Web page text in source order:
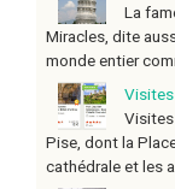
La
Miracles, dite
monde entier
Visites
Pise, dont la
cathédrale et les